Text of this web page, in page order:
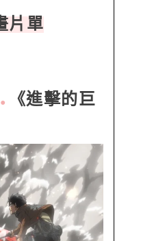
片單
《進擊的巨